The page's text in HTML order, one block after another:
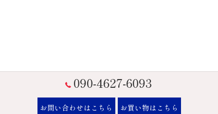
090-4627-6093
お問い合わせはこちら お買い物はこちら